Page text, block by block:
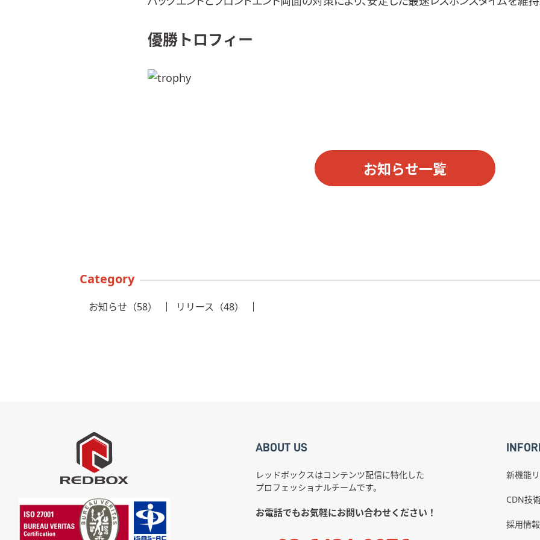
優勝トロフィー
お知らせ一覧
Category
お知らせ（58） リリース（48）
ABOUT US
レッドボックスはコンテンツ配信に特化した
プロフェッショナルチームです。
お電話でもお気軽にお問い合わせください！
新機能
CDN技
採用情報